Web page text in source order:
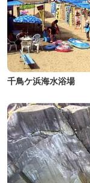
千鳥ケ浜海水浴場